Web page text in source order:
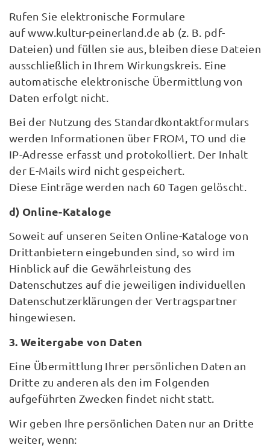
Rufen Sie elektronische Formulare
auf www.kultur-peinerland.de ab (z. B. pdf-
Dateien) und füllen sie aus, bleiben diese Dateien
ausschließlich in Ihrem Wirkungskreis. Eine
automatische elektronische Übermittlung von
Daten erfolgt nicht.
Bei der Nutzung des Standardkontaktformulars
werden Informationen über FROM, TO und die
IP-Adresse erfasst und protokolliert. Der Inhalt
der E-Mails wird nicht gespeichert.
Diese Einträge werden nach 60 Tagen gelöscht.
d) Online-Kataloge
Soweit auf unseren Seiten Online-Kataloge von
Drittanbietern eingebunden sind, so wird im
Hinblick auf die Gewährleistung des
Datenschutzes auf die jeweiligen individuellen
Datenschutzerklärungen der Vertragspartner
hingewiesen.
3. Weitergabe von Daten
Eine Übermittlung Ihrer persönlichen Daten an
Dritte zu anderen als den im Folgenden
aufgeführten Zwecken findet nicht statt.
Wir geben Ihre persönlichen Daten nur an Dritte
weiter, wenn: